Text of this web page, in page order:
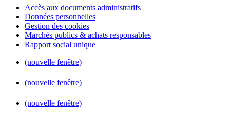
Accès aux documents administratifs
Données personnelles
Gestion des cookies
Marchés publics & achats responsables
Rapport social unique
(nouvelle fenêtre)
(nouvelle fenêtre)
(nouvelle fenêtre)